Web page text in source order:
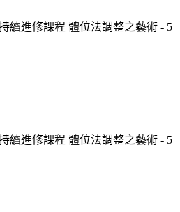
續進修課程 體位法調整之藝術 - 5
續進修課程 體位法調整之藝術 - 5